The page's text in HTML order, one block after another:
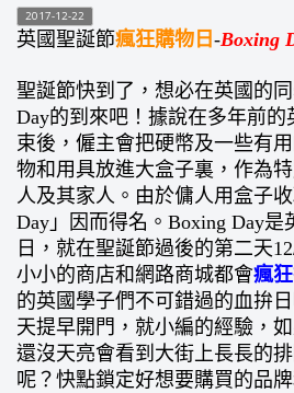
2017-12-22
英國聖誕節瘋狂購物日 -Boxing
聖誕節快到了，想必在英國的
Day的到來吧！據說在多年前
束後，僱主會把硬幣及一些有
物和用具放進大盒子裏，作為
人及其家人。由於傭人用盒子
Day」因而得名。Boxing Day是
日，就在聖誕節過後的第二天
小小的商店和網路商城都會瘋
的英國學子們不可錯過的血拚
天提早開門，就小編的經驗，
還沒天亮會看到大街上長長的
呢？快點鎖定好想要購買的品